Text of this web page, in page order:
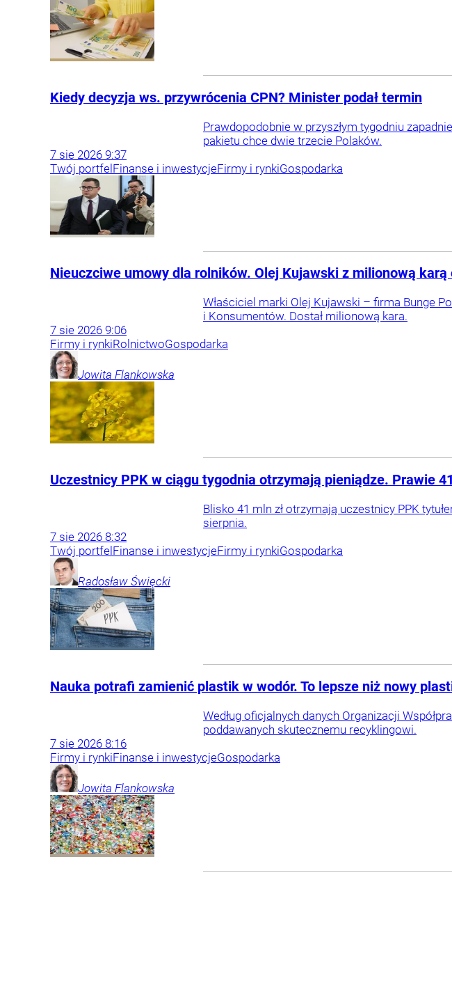
Kiedy decyzja ws. przywrócenia CPN? Minister podał termin
Prawdopodobnie w przyszłym tygodniu
pakietu chce dwie trzecie Polaków.
7 sie 2026 9:37
Twój portfelFinanse i inwestycjeFirmy i rynkiGospodarka
Nieuczciwe umowy dla rolników. Olej Kujawski z milionową karą
Właściciel marki Olej Kujawski – firma Bunge
i Konsumentów. Dostał milionową kara.
7 sie 2026 9:06
Firmy i rynkiRolnictwoGospodarka
Jowita Flankowska
Uczestnicy PPK w ciągu tygodnia otrzymają pieniądze. Prawie
Blisko 41 mln zł otrzymają uczestnicy PPK
sierpnia.
7 sie 2026 8:32
Twój portfel Finanse i inwestycjeFirmy i rynkiGospodarka
Radosław Święcki
Nauka potrafi zamienić plastik w wodór. To lepsze niż nowy
Według oficjalnych danych Organizacji
poddawanych skutecznemu recyklingowi.
7 sie 2026 8:16
Firmy i rynkiFinanse i inwestycjeGospodarka
Jowita Flankowska